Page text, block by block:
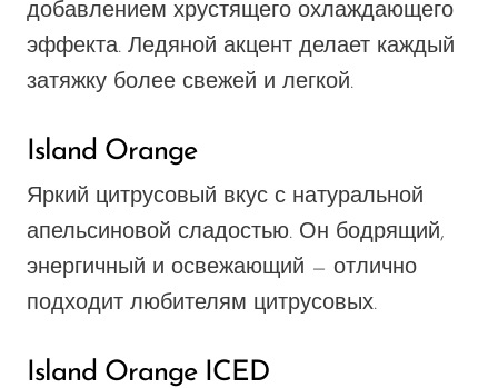
добавлением хрустящего охлаждающего
эффекта. Ледяной акцент делает каждый
затяжку более свежей и легкой.
Island Orange
Яркий цитрусовый вкус с натуральной
апельсиновой сладостью. Он бодрящий,
энергичный и освежающий — отлично
подходит любителям цитрусовых.
Island Orange ICED